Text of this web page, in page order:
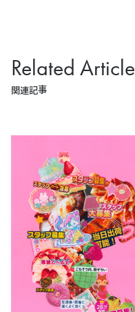
Related Article
関連記事